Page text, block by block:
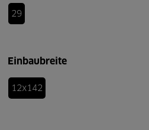
29
Einbaubreite
12x142